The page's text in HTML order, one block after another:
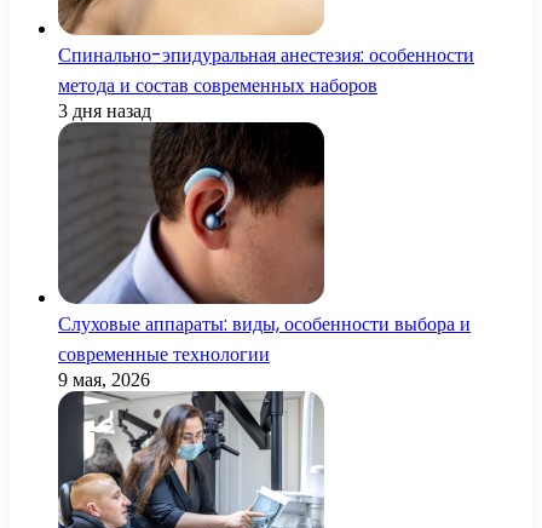
Спинально-эпидуральная анестезия: особенности
метода и состав современных наборов
3 дня назад
Слуховые аппараты: виды, особенности выбора и
современные технологии
9 мая, 2026